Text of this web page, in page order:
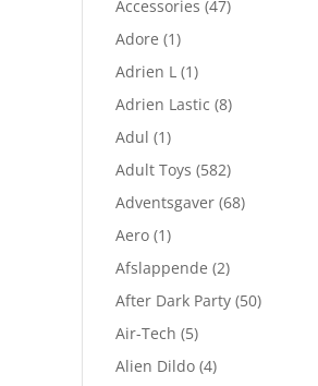
Accessories (47)
Adore (1)
Adrien L (1)
Adrien Lastic (8)
Adul (1)
Adult Toys (582)
Adventsgaver (68)
Aero (1)
Afslappende (2)
After Dark Party (50)
Air-Tech (5)
Alien Dildo (4)